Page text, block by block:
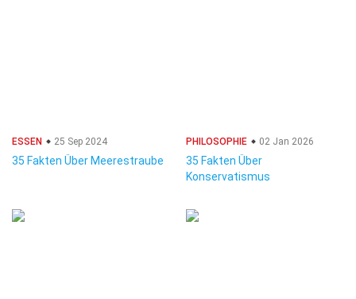
ESSEN 25 Sep 2024
35 Fakten Über Meerestraube
PHILOSOPHIE 02 Jan 2026
35 Fakten Über
Konservatismus